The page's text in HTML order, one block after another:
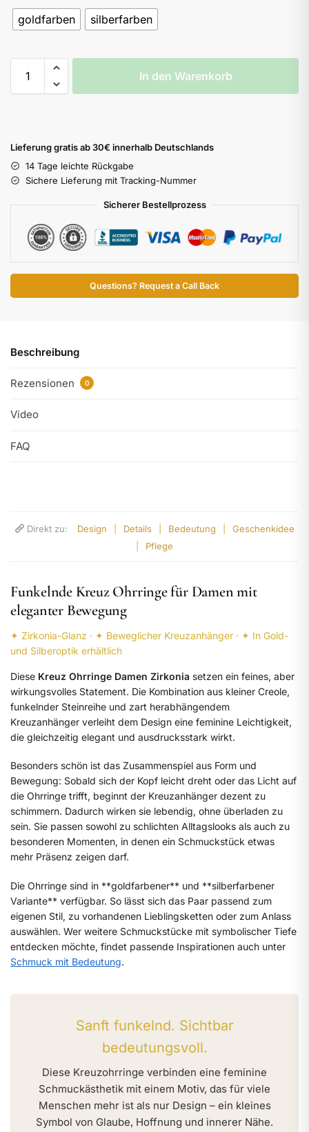
goldfarben silberfarben
In den Warenkorb
Lieferung gratis ab 30€ innerhalb Deutschlands
14 Tage leichte Rückgabe
Sichere Lieferung mit Tracking-Nummer
Sicherer Bestellprozess
Questions? Request a Call Back
Beschreibung
Rezensionen 0
Video
FAQ
Direkt zu: Design Details Bedeutung
Geschenkidee
Pflege
Funkelnde Kreuz Ohrringe für Damen mit
eleganter Bewegung
✦ Zirkonia-Glanz · ✦ Beweglicher Kreuzanhänger · ✦ In Gold-
und Silberoptik erhältlich
Diese Kreuz Ohrringe Damen Zirkonia setzen ein feines, aber
wirkungsvolles Statement. Die Kombination aus kleiner Creole,
funkelnder Steinreihe und zart herabhängendem
Kreuzanhänger verleiht dem Design eine feminine Leichtigkeit,
die gleichzeitig elegant und ausdrucksstark wirkt.
Besonders schön ist das Zusammenspiel aus Form und
Bewegung: Sobald sich der Kopf leicht dreht oder das Licht auf
die Ohrringe trifft, beginnt der Kreuzanhänger dezent zu
schimmern. Dadurch wirken sie lebendig, ohne überladen zu
sein. Sie passen sowohl zu schlichten Alltagslooks als auch zu
besonderen Momenten, in denen ein Schmuckstück etwas
mehr Präsenz zeigen darf.
Die Ohrringe sind in **goldfarbener** und **silberfarbener
Variante** verfügbar. So lässt sich das Paar passend zum
eigenen Stil, zu vorhandenen Lieblingsketten oder zum Anlass
auswählen. Wer weitere Schmuckstücke mit symbolischer Tiefe
entdecken möchte, findet passende Inspirationen auch unter
Schmuck mit Bedeutung.
Sanft funkelnd. Sichtbar
bedeutungsvoll.
Diese Kreuzohrringe verbinden eine feminine
Schmuckästhetik mit einem Motiv, das für viele
Menschen mehr ist als nur Design – ein kleines
Symbol von Glaube, Hoffnung und innerer Nähe.